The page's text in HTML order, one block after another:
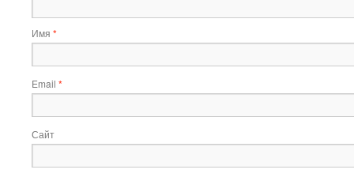
Имя *
Email *
Сайт